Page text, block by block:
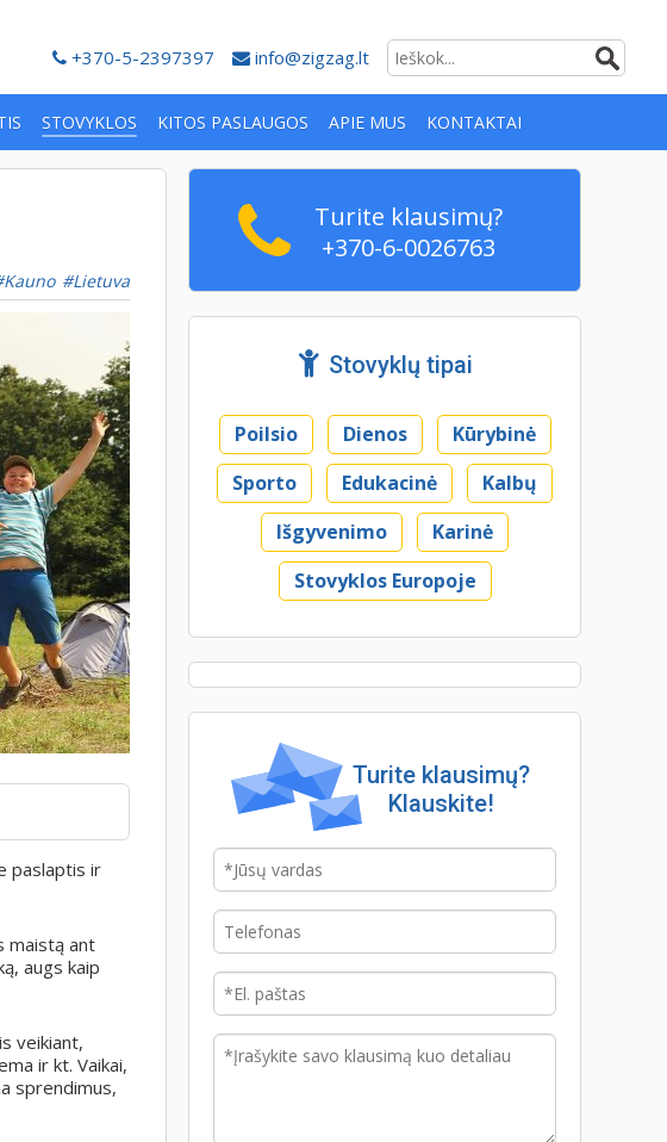
+370-5-2397397 info@zigzag.lt
STOVYKLOS KITOS PASLAUGOS APIE MUS KONTAKTAI
Kauno Lietuva
paslaptis ir
maistą ant
augs kaip
veikiant,
ir kt. Vaikai,
sprendimus,
Turite klausimų?
+370-6-0026763
Stovyklų tipai
Poilsio Dienos
Kūrybinė
Sporto
Edukacinė
Kalbų
Išgyvenimo
Karinė
Stovyklos Europoje
Turite klausimų?
Klauskite!